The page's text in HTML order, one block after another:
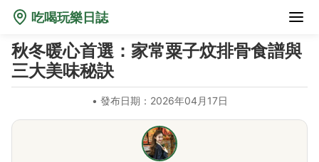
吃喝玩樂日誌
秋冬暖心首選：家常粟子炆排骨食譜與
三大美味秘訣
• 發布日期：2026年04月17日